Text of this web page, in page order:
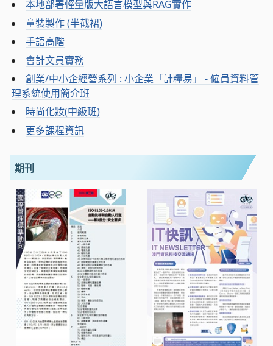
本地部署輕量版大語言模型與RAG實作
童裝製作 (半截裙)
手語高階
會計文員實務
創業/中小企經營系列 : 小企業「計糧易」 - 僱員資料管
理系統使用簡介班
時尚化妝(中級班)
更多課程資訊
期刊